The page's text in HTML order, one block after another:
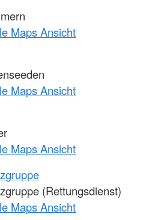
Maps Ansicht
Maps Ansicht
Maps Ansicht
(Rettungsdienst)
Maps Ansicht